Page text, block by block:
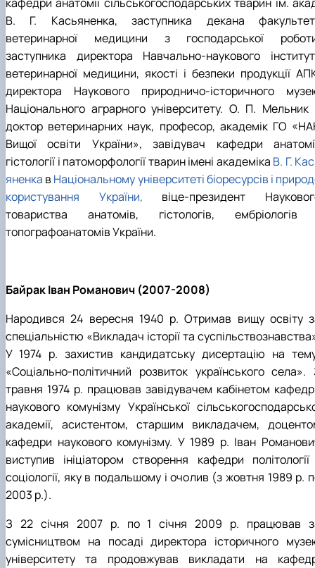
кафедри анатомії сільськогосподарських тварин ім.
В. Г. Касьяненка, заступника декана
ветеринарної медицини з господарської
заступника директора Навчально-наукового
ветеринарної медицини, якості і безпеки продукції
директора Наукового природничо-історичного
Національного аграрного університету. О. П. Мельник
доктор ветеринарних наук, професор, академік ГО
Вищої освіти України», завідувач кафедри
гістології і патоморфології тварин імені академіка В. Г.
яненка в Національному університеті біоресурсів і
користування України, віце-президент
товариства анатомів, гістологів, ембріологів
топографоанатомів України.
Байрак Іван Романович (2007-2008)
Народився 24 вересня 1940 р. Отримав вищу освіту
спеціальністю «Викладач історії та
У 1974 р. захистив кандидатську дисертацію на
«Соціально-політичний розвиток українського села».
травня 1974 р. працював завідувачем кабінетом
наукового комунізму Української
академії, асистентом, старшим викладачем,
кафедри наукового комунізму. У 1989 р. Іван
виступив ініціатором створення кафедри політології
соціології, яку в подальшому і очолив (з жовтня 1989 р.
2003 р.).
З 22 січня 2007 р. по 1 січня 2009 р. працював
сумісництвом на посаді директора історичного
університету та продовжував викладати на